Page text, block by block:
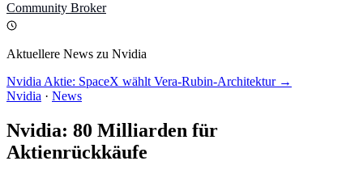
Community Broker
Aktuellere News zu Nvidia
Nvidia Aktie: SpaceX wählt Vera-Rubin-Architektur →
Nvidia · News
Nvidia: 80 Milliarden für
Aktienrückkäufe